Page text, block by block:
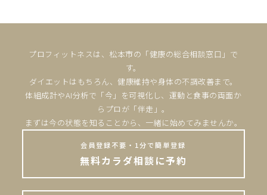
プロフィットネスは、松本市の「健康の総合相談窓口」で
す。
ダイエットはもちろん、健康維持や身体の不調改善まで。
体組成計やAI分析で「今」を可視化し、運動と食事の両面か
らプロが「伴走」。
まずは今の状態を知ることから、一緒に始めてみませんか。
会員登録不要・1分で簡単登録
無料カラダ相談に予約